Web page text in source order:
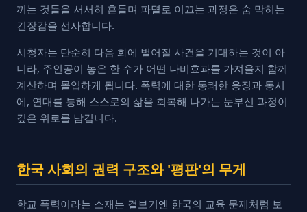
끼는 것들을 서서히 흔들며 파멸로 이끄는 과정은 숨 막히는
긴장감을 선사합니다.
시청자는 단순히 다음 화에 벌어질 사건을 기대하는 것이 아
니라, 주인공이 놓은 한 수가 어떤 나비효과를 가져올지 함께
계산하며 몰입하게 됩니다. 폭력에 대한 통쾌한 응징과 동시
에, 연대를 통해 스스로의 삶을 회복해 나가는 눈부신 과정이
깊은 위로를 남깁니다.
한국 사회의 권력 구조와 '평판'의 무게
학교 폭력이라는 소재는 겉보기엔 한국의 교육 문제처럼 보